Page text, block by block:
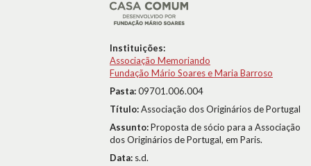
Instituições:
Associação Memoriando
Fundação Mário Soares e Maria Barroso
Pasta:09701.006.004
Título:Associação dos Originários de Portugal
Assunto:Proposta de sócio para a Associação
dos Originários de Portugal, em Paris.
Data: s.d.